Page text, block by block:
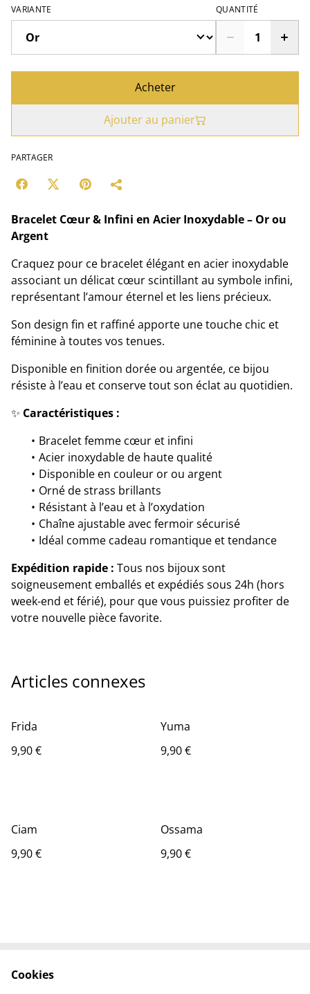
VARIANTE QUANTITÉ
Acheter
Ajouter au panier
PARTAGER
Bracelet Cœur & Infini en Acier Inoxydable – Or ou
Argent
Craquez pour ce bracelet élégant en acier inoxydable
associant un délicat cœur scintillant au symbole infini,
représentant l’amour éternel et les liens précieux.
Son design fin et raffiné apporte une touche chic et
féminine à toutes vos tenues.
Disponible en finition dorée ou argentée, ce bijou
résiste à l’eau et conserve tout son éclat au quotidien.
✨ Caractéristiques :
Bracelet femme cœur et infini
Acier inoxydable de haute qualité
Disponible en couleur or ou argent
Orné de strass brillants
Résistant à l’eau et à l’oxydation
Chaîne ajustable avec fermoir sécurisé
Idéal comme cadeau romantique et tendance
Expédition rapide : Tous nos bijoux sont
soigneusement emballés et expédiés sous 24h (hors
week-end et férié), pour que vous puissiez profiter de
votre nouvelle pièce favorite.
Articles connexes
Frida
9,90 €
Yuma
9,90 €
Ciam
9,90 €
Ossama
9,90 €
Cookies